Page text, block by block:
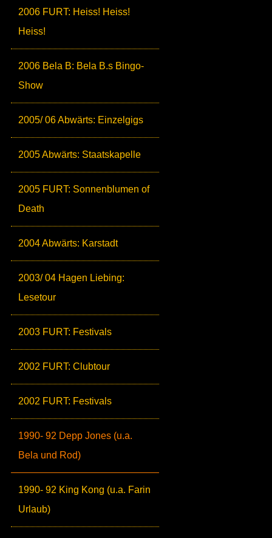
2006 FURT: Heiss! Heiss!
Heiss!
2006 Bela B: Bela B.s Bingo-
Show
2005/ 06 Abwärts: Einzelgigs
2005 Abwärts: Staatskapelle
2005 FURT: Sonnenblumen of
Death
2004 Abwärts: Karstadt
2003/ 04 Hagen Liebing:
Lesetour
2003 FURT: Festivals
2002 FURT: Clubtour
2002 FURT: Festivals
1990- 92 Depp Jones (u.a.
Bela und Rod)
1990- 92 King Kong (u.a. Farin
Urlaub)